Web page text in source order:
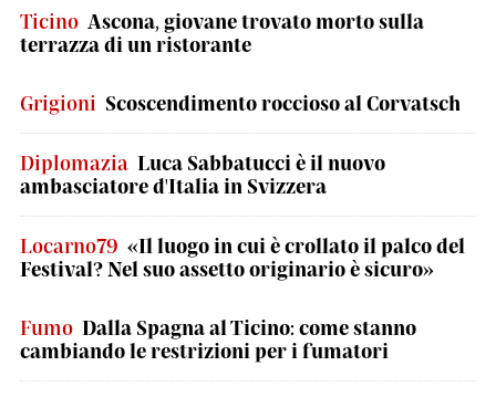
Ticino Ascona, giovane trovato morto sulla
terrazza di un ristorante
Grigioni Scoscendimento roccioso al Corvatsch
Diplomazia Luca Sabbatucci è il nuovo
ambasciatore d'Italia in Svizzera
Locarno79 «Il luogo in cui è crollato il palco del
Festival? Nel suo assetto originario è sicuro»
Fumo Dalla Spagna al Ticino: come stanno
cambiando le restrizioni per i fumatori